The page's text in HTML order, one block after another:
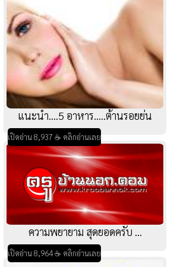
แนะนำ....5 อาหาร.....ต้านรอยย่น
เปิดอ่าน 8,937 ☕ คลิกอ่านเลย
ความพยายาม สุดยอดครับ ...
เปิดอ่าน 8,964 ☕ คลิกอ่านเลย